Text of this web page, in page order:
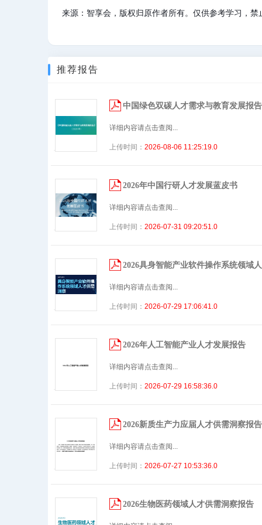
来源：智享会，版权归原作者所有。仅供参考学习，
推荐报告
中国绿色双碳人才需求与教育发展报告
详细内容请点击查阅...
上传时间： 2026-08-06 11:25:19.0
2026年中国行研人才发展蓝皮书
详细内容请点击查阅...
上传时间： 2026-07-31 09:20:51.0
2026具身智能产业软件操作系统领域
详细内容请点击查阅...
上传时间： 2026-07-29 17:06:41.0
2026年人工智能产业人才发展报告
详细内容请点击查阅...
上传时间： 2026-07-29 16:58:36.0
2026新质生产力应届人才供需洞察报告
详细内容请点击查阅...
上传时间： 2026-07-27 10:53:36.0
2026生物医药领域人才供需洞察报告